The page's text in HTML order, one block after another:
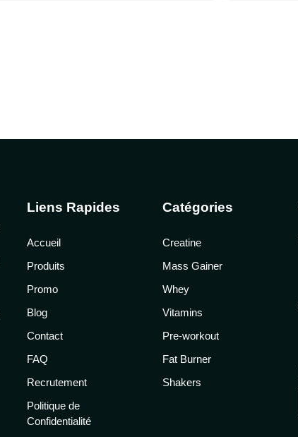
Liens Rapides
Accueil
Produits
Promo
Blog
Contact
FAQ
Recrutement
Politique de
Confidentialité
Catégories
Creatine
Mass Gainer
Whey
Vitamins
Pre-workout
Fat Burner
Shakers